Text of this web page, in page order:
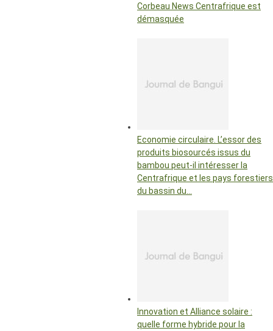
Corbeau News Centrafrique est
démasquée
Economie circulaire. L’essor des
produits biosourcés issus du
bambou peut-il intéresser la
Centrafrique et les pays forestiers
du bassin du…
Innovation et Alliance solaire :
quelle forme hybride pour la